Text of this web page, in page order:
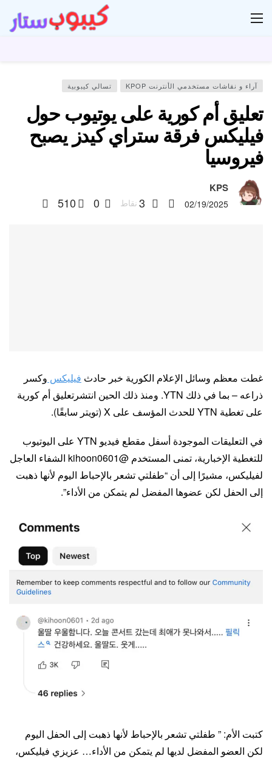
آراء و نقاشات مستخدمي الأنترنت KPOP تسالي كيبوبية
تعليق أم كورية على يوتيوب حول
فيليكس فرقة ستراي كيدز يصبح
فيروسيا
KPS
02/19/2025
3 نقاط 0
510
غطت معظم وسائل الإعلام الكورية خبر حادث فيليكس وكسر
ذراعه – بما في ذلك YTN. ومنذ ذلك الحين انتشرتعليق أم كورية
على تغطية YTN للحدث المؤسف على X (تويتر سابقًا).
في التعليقات الموجودة أسفل مقطع فيديو YTN على اليوتيوب
للتغطية الإخبارية، تمنى المستخدم @kihoon0601 الشفاء العاجل
لفيليكس، مشيرًا إلى أن “طفلتي تشعر بالإحباط اليوم لأنها ذهبت
إلى الحفل لكن عضوها المفضل لم يتمكن من الأداء”.
كتبت الأم: ” طفلتي تشعر بالإحباط لأنها ذهبت إلى الحفل اليوم
لكن العضو المفضل لديها لم يتمكن من الأداء… عزيزي فيليكس،